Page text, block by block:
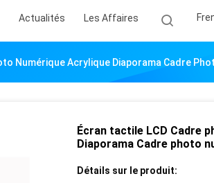
Actualités Les Affaires
Numérique Acrylique Diaporama Cadre
Écran tactile LCD Cadre
Diaporama Cadre photo
Détails sur le produit: